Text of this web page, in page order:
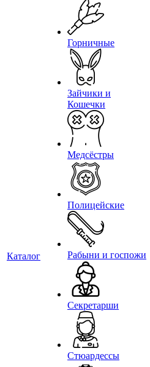
Каталог
Горничные
Зайчики и
Кошечки
Медсёстры
Полицейские
Рабыни и госпожи
Секретарши
Стюардессы